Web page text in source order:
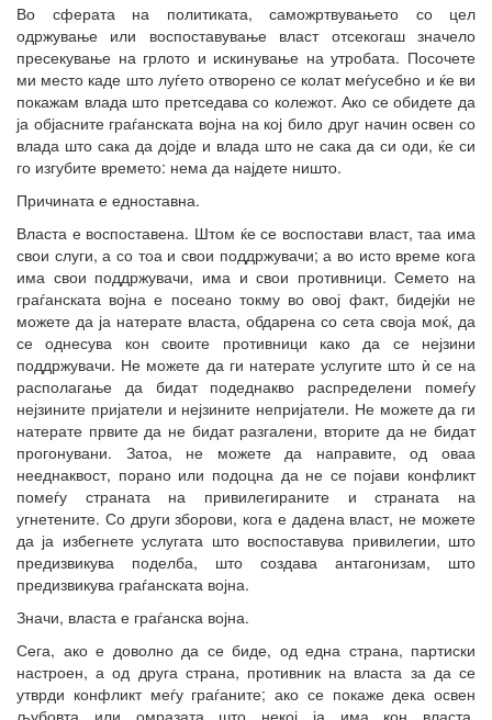
Во сферата на политиката, саможртвувањето со цел
одржување или воспоставување власт отсекогаш значело
пресекување на грлото и искинување на утробата. Посочете
ми место каде што луѓето отворено се колат меѓусебно и ќе ви
покажам влада што претседава со колежот. Ако се обидете да
ја објасните граѓанската војна на кој било друг начин освен со
влада што сака да дојде и влада што не сака да си оди, ќе си
го изгубите времето: нема да најдете ништо.
Причината е едноставна.
Власта е воспоставена. Штом ќе се воспостави власт, таа има
свои слуги, а со тоа и свои поддржувачи; а во исто време кога
има свои поддржувачи, има и свои противници. Семето на
граѓанската војна е посеано токму во овој факт, бидејќи не
можете да ја натерате власта, обдарена со сета своја моќ, да
се однесува кон своите противници како да се нејзини
поддржувачи. Не можете да ги натерате услугите што ѝ се на
располагање да бидат подеднакво распределени помеѓу
нејзините пријатели и нејзините непријатели. Не можете да ги
натерате првите да не бидат разгалени, вторите да не бидат
прогонувани. Затоа, не можете да направите, од оваа
нееднаквост, порано или подоцна да не се појави конфликт
помеѓу страната на привилегираните и страната на
угнетените. Со други зборови, кога е дадена власт, не можете
да ја избегнете услугата што воспоставува привилегии, што
предизвикува поделба, што создава антагонизам, што
предизвикува граѓанската војна.
Значи, власта е граѓанска војна.
Сега, ако е доволно да се биде, од една страна, партиски
настроен, а од друга страна, противник на власта за да се
утврди конфликт меѓу граѓаните; ако се покаже дека освен
љубовта или омразата што некој ја има кон власта,